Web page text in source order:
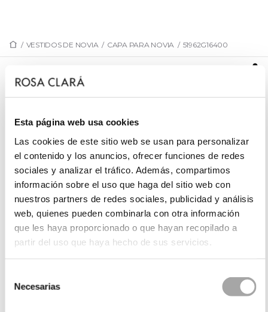
Esta página web usa cookies
Las cookies de este sitio web se usan para personalizar
el contenido y los anuncios, ofrecer funciones de redes
sociales y analizar el tráfico. Además, compartimos
información sobre el uso que haga del sitio web con
nuestros partners de redes sociales, publicidad y análisis
web, quienes pueden combinarla con otra información
que les haya proporcionado o que hayan recopilado a
partir del uso que haya hecho de sus servicios.
Necesarias
/ VESTIDOS DE NOVIA / CAPA PARA NOVIA / 51962G16400
51962G16400
vainica